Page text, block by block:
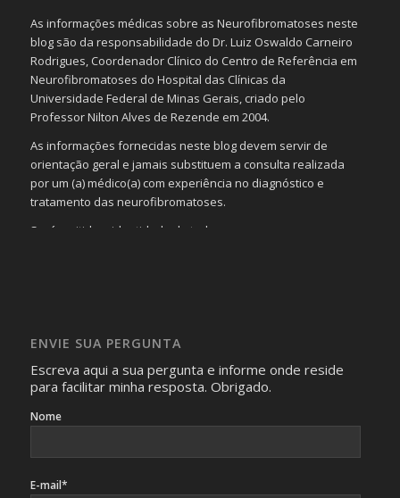
As informações médicas sobre as Neurofibromatoses neste
blog são da responsabilidade do Dr. Luiz Oswaldo Carneiro
Rodrigues, Coordenador Clínico do Centro de Referência em
Neurofibromatoses do Hospital das Clínicas da
Universidade Federal de Minas Gerais, criado pelo
Professor Nilton Alves de Rezende em 2004.
As informações fornecidas neste blog devem servir de
orientação geral e jamais substituem a consulta realizada
por um (a) médico(a) com experiência no diagnóstico e
tratamento das neurofibromatoses.
Será omitida a identidade de todas as pessoas que
identificação da pessoa fotografada.
ENVIE SUA PERGUNTA
Escreva aqui a sua pergunta e informe onde reside
para facilitar minha resposta. Obrigado.
Nome
E-mail*